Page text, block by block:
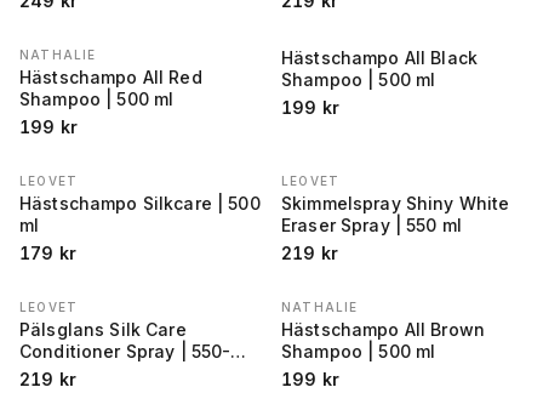
NATHALIE
Hästschampo All Red
Shampoo | 500 ml
199 kr
Hästschampo All Black
Shampoo | 500 ml
199 kr
LEOVET
Hästschampo Silkcare | 500
ml
179 kr
LEOVET
Skimmelspray Shiny White
Eraser Spray | 550 ml
219 kr
LEOVET
Pälsglans Silk Care
Conditioner Spray | 550-
2500 ml
219 kr
NATHALIE
Hästschampo All Brown
Shampoo | 500 ml
199 kr